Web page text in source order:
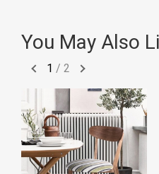
You May Also
1 / 2